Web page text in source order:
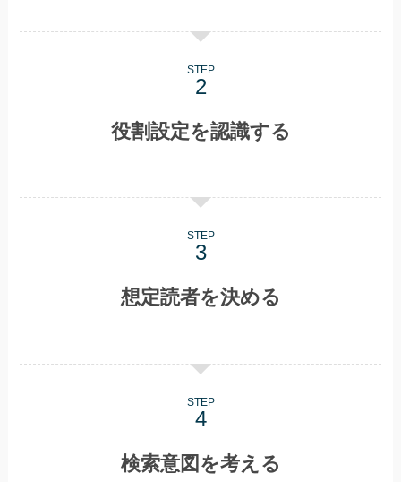
STEP
役割設定を認識する
STEP
想定読者を決める
STEP
検索意図を考える